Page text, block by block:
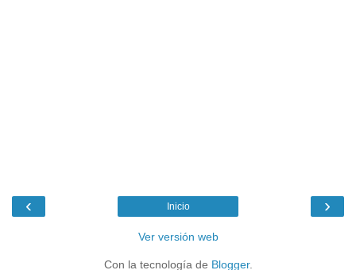
‹ ›
Inicio
Ver versión web
Con la tecnología de Blogger.